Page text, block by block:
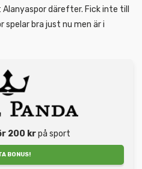
därefter. Fick inte till
spelar bra just nu men är i
200 krpå sport
BONUS!